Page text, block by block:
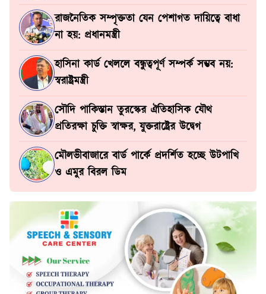
রাজনৈতিক সম্পৃক্ততা যেন পেশাগত দায়িত্বে বাধা
না হয়: প্রধানমন্ত্রী
হাসিনা কার্ড খেললে বন্ধুত্বপূর্ণ সম্পর্ক সম্ভব নয়:
স্বরাষ্ট্রমন্ত্রী
সৌদি পাকিস্তান তুরস্কের ঐতিহাসিক যৌথ
প্রতিরক্ষা চুক্তি স্বাক্ষর, যুক্তরাষ্ট্রের উদ্বেগ
মৌলভীবাজারে বার্ড পার্কে প্রদর্শিত হচ্ছে উটপাখি
ও এমুর বিরল ডিম